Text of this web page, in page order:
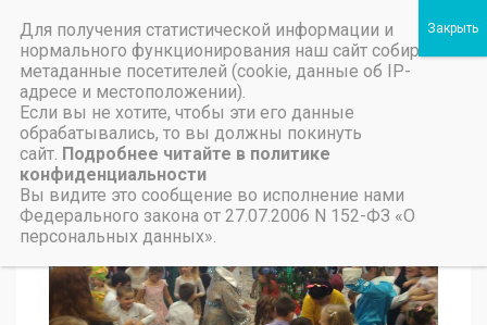
Пичаевский дом культуры
Для получения статистической информации и
нормального функционирования наш сайт собирает
метаданные посетителей (cookie, данные об IP-
адресе и местоположении).
Если вы не хотите, чтобы эти его данные
обрабатывались, то вы должны покинуть
сайт. Подробнее читайте в политике
конфиденциальности
Вы видите это сообщение во исполнение нами
Федерального закона от 27.07.2006 N 152-ФЗ «О
персональных данных».